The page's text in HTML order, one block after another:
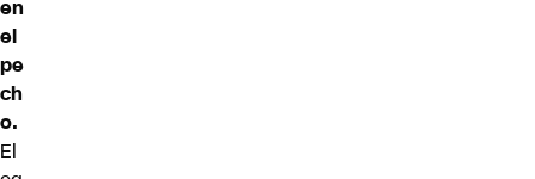
en
el
pe
ch
o.
El